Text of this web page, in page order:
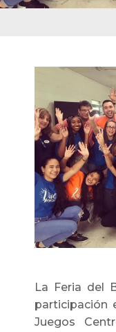
La Feria del
participación
Juegos